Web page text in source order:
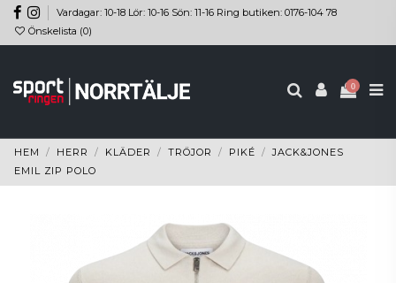
Vardagar: 10-18 Lör: 10-16 Sön: 11-16 Ring butiken: 0176-104 78
Önskelista (0)
0
HEM HERR KLÄDER TRÖJOR PIKÉ
JACK&JONES
EMIL ZIP POLO